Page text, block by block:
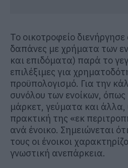
Το οικοτροφείο
δαπάνες με χρήματα των
και επιδόματα) παρά το
επιλέξιμες για
προϋπολογισμό. Για την
συνόλου των ενοίκων,
μάρκετ, γεύματα και άλλα,
πρακτική της «εκ
ανά ένοικο. Σημειώνεται
τους οι ένοικοι
γνωστική ανεπάρκεια.